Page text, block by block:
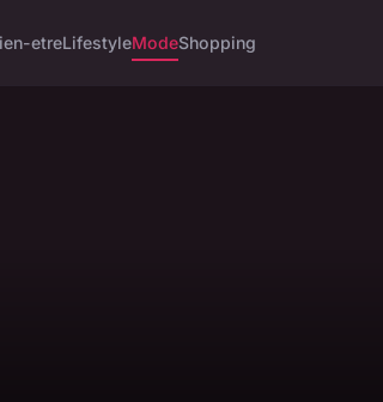
etreLifestyleModeShopping